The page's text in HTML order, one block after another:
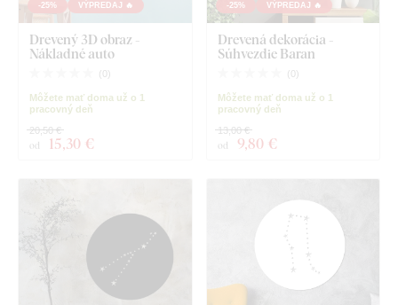
-25% VÝPREDAJ 🔥
Drevený 3D obraz -
Nákladné auto
( 0)
Môžete mať doma už o 1
pracovný deň
od 15,30 €
20,50 €
-25% VÝPREDAJ 🔥
Drevená dekorácia -
Súhvezdie Baran
( 0)
Môžete mať doma už o 1
pracovný deň
od 9,80 €
13,00 €